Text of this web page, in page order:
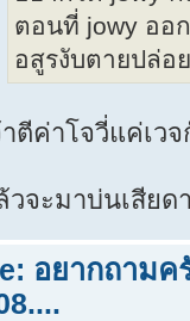
ตอนที่ jowy ออ
อสูรงับตายปล่อ
าตีค่าโจวี่แค่เว
วจะมาบ่นเสีย
อยากถามค